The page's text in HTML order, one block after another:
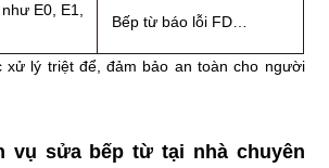
E0, E1,
Bếp từ báo lỗi FD…
lý triệt để, đảm bảo an toàn cho người
vụ sửa bếp từ tại nhà chuyên